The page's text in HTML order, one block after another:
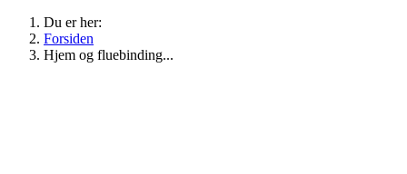
Du er her:
Forsiden
Hjem og fluebinding...